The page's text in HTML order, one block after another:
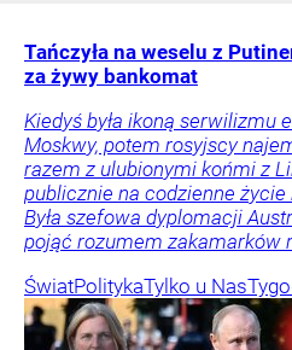
Tańczyła na weselu z
za żywy bankomat
Kiedyś była ikoną serwilizmu
Moskwy, potem rosyjscy
razem z ulubionymi końmi z
publicznie na codzienne
Była szefowa dyplomacji
pojąć rozumem zakamarków
ŚwiatPolitykaTylko u Nas